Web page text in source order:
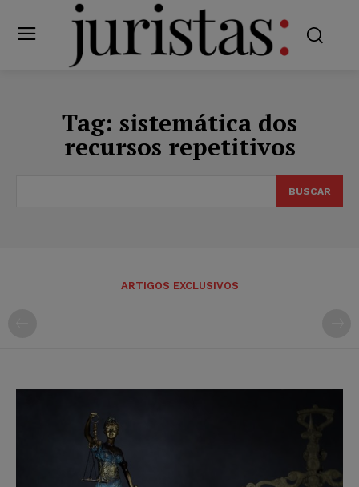
Tag: sistemática dos
recursos repetitivos
BUSCAR
ARTIGOS EXCLUSIVOS